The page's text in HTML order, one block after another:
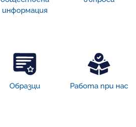
информация
Образци Работа при нас